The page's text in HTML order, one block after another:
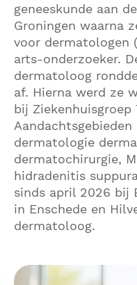
geneeskunde aan
Groningen waarna
voor dermatologen
arts-onderzoeker.
dermatoloog
af. Hierna werd ze
bij Ziekenhuisgroep
dermatologie
dermatochirurgie,
hidradenitis
sinds april 2026 bij
in Enschede en
dermatoloog.